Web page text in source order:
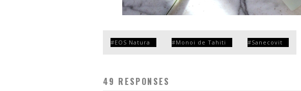
EOS Natura Monoi de Tahiti Sanecovit
49 RESPONSES